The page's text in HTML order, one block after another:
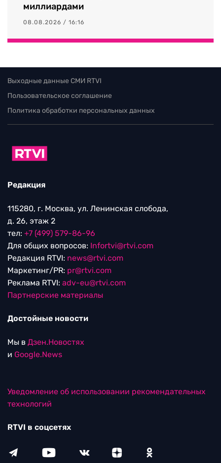
миллиардами
08.08.2026 / 16:16
Выходные данные СМИ RTVI
Пользовательское соглашение
Политика обработки персональных данных
Редакция
115280, г. Москва, ул. Ленинская слобода,
д. 26, этаж 2
тел: +7 (499) 579-86-96
Для общих вопросов: Infortvi@rtvi.com
Редакция RTVI: news@rtvi.com
Маркетинг/PR: pr@rtvi.com
Реклама RTVI: adv-eu@rtvi.com
Партнерские материалы
Достойные новости
Мы в Дзен.Новостях
и Google.News
Уведомление об использовании рекомендательных
технологий
RTVI в соцсетях